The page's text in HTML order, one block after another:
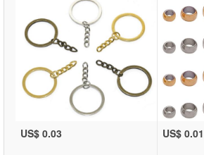
US$ 0.03 US$ 0.01